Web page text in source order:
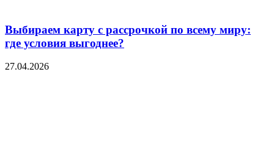
Выбираем карту с рассрочкой по всему миру:
где условия выгоднее?
27.04.2026